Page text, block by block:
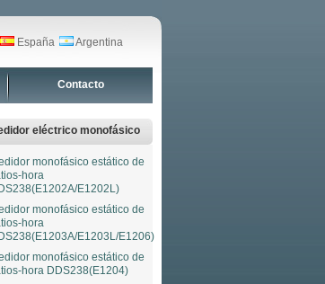
España Argentina
Contacto
eléctrico monofásico
monofásico estático de
hora
E1202L)
monofásico estático de
hora
E1203L/E1206)
monofásico estático de
hora DDS238(E1204)